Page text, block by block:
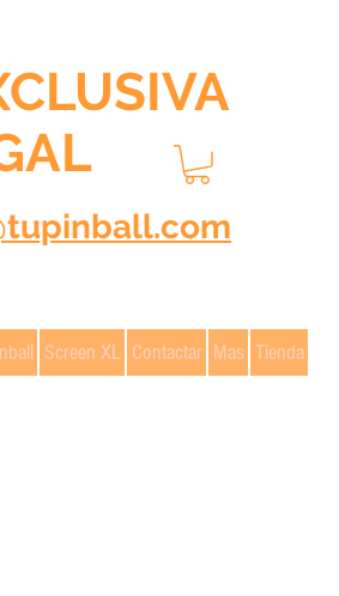
Screen XL Contactar Mas Tienda